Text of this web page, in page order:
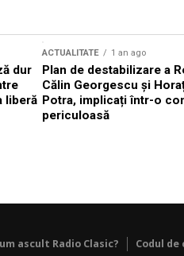
dur
liberă
ACTUALITATE 1 an ago
Plan de destabilizare a
Călin Georgescu și
Potra, implicați într-o
periculoasă
ascult Radio Clasic? Codul